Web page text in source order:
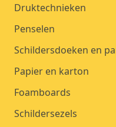
Druktechnieken
Penselen
Schildersdoeken en
Papier en karton
Foamboards
Schildersezels